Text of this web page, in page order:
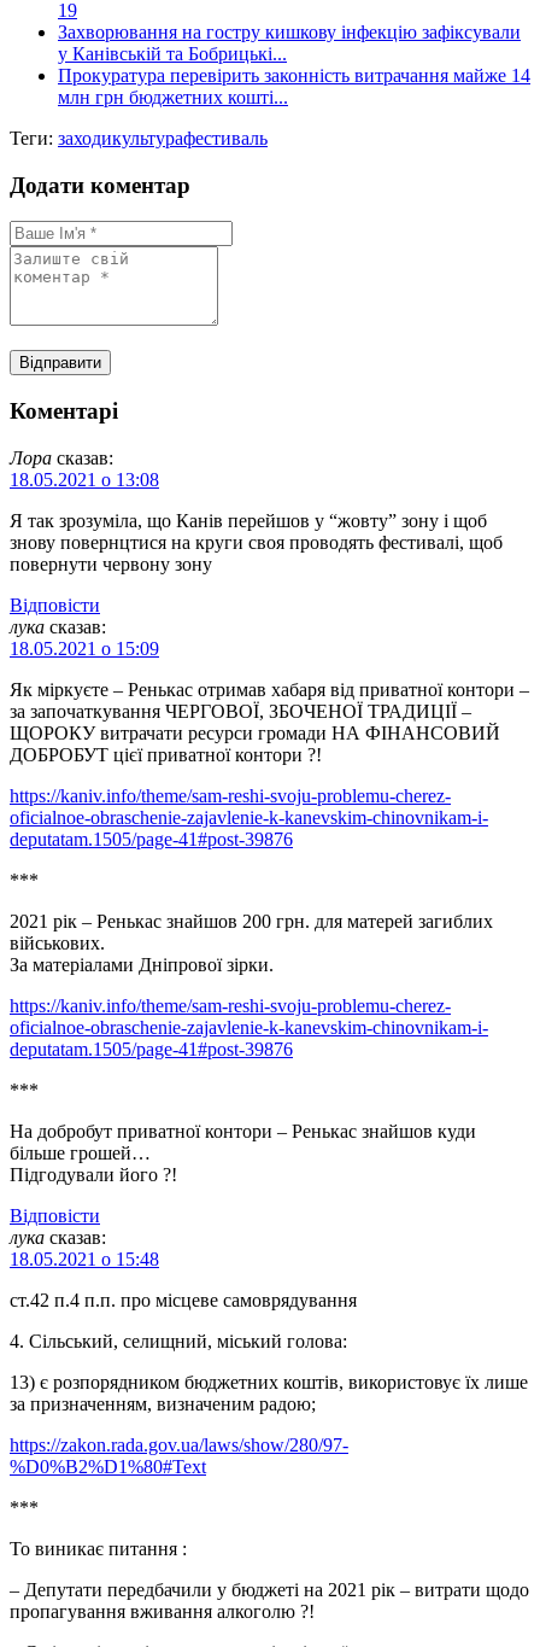
19
Захворювання на гостру кишкову інфекцію зафіксували
у Канівській та Бобрицькі...
Прокуратура перевірить законність витрачання майже 14
млн грн бюджетних кошті...
Теги: заходикультурафестиваль
Додати коментар
Коментарі
Лора сказав:
18.05.2021 о 13:08
Я так зрозуміла, що Канів перейшов у “жовту” зону і щоб
знову повернцтися на круги своя проводять фестивалі, щоб
повернути червону зону
Відповіcти
лука сказав:
18.05.2021 о 15:09
Як міркуєте – Ренькас отримав хабаря від приватної контори –
за започаткування ЧЕРГОВОЇ, ЗБОЧЕНОЇ ТРАДИЦІЇ –
ЩОРОКУ витрачати ресурси громади НА ФІНАНСОВИЙ
ДОБРОБУТ цієї приватної контори ?!
https://kaniv.info/theme/sam-reshi-svoju-problemu-cherez-
oficialnoe-obraschenie-zajavlenie-k-kanevskim-chinovnikam-i-
deputatam.1505/page-41#post-39876
***
2021 рік – Ренькас знайшов 200 грн. для матерей загиблих
військових.
За матеріалами Дніпрової зірки.
https://kaniv.info/theme/sam-reshi-svoju-problemu-cherez-
oficialnoe-obraschenie-zajavlenie-k-kanevskim-chinovnikam-i-
deputatam.1505/page-41#post-39876
***
На добробут приватної контори – Ренькас знайшов куди
більше грошей…
Підгодували його ?!
Відповіcти
лука сказав:
18.05.2021 о 15:48
ст.42 п.4 п.п. про місцеве самоврядування
4. Сільський, селищний, міський голова:
13) є розпорядником бюджетних коштів, використовує їх лише
за призначенням, визначеним радою;
https://zakon.rada.gov.ua/laws/show/280/97-
%D0%B2%D1%80#Text
***
То виникає питання :
– Депутати передбачили у бюджеті на 2021 рік – витрати щодо
пропагування вживання алкоголю ?!